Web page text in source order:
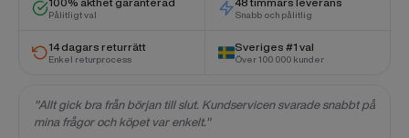
100% äkthet garanterad
Pålitligt val
48 timmars leverans
Snabb och pålitlig
14 dagars returrätt
Enkel returprocess
Sveriges #1 val
Över 100 000 kunder
"Allt gick bra från början till slut. Kundservicen svarade snabbt på
mina frågor och köpet var enkelt."